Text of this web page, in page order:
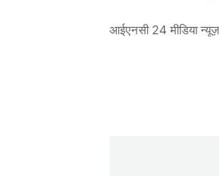
आईएनसी 24 मीडिया